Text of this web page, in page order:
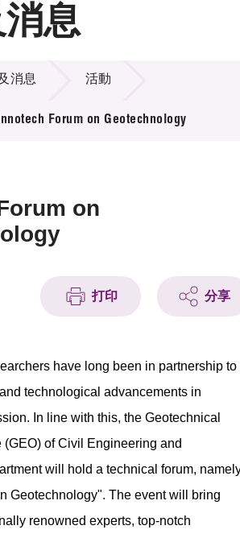
劃
息
消息 活動
Forum on Geotechnology
on
打印 分享
have long been in partnership to
technological advancements in
In line with this, the Geotechnical
(GEO) of Civil Engineering and
will hold a technical forum,
Geotechnology". The event will bring
renowned experts, top-notch